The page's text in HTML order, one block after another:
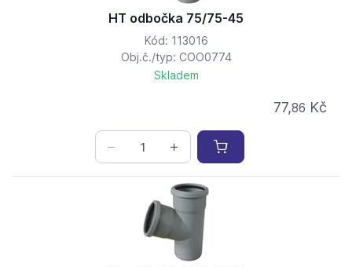
HT odbočka 75/75-45
Kód: 113016
Obj.č./typ: COO0774
Skladem
77,86 Kč